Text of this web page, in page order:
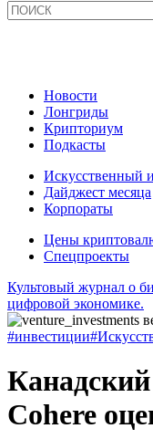
Новости
Лонгриды
Крипториум
Подкасты
Искусственный
Дайджест месяца
Корпораты
Цены
Спецпроекты
Культовый журнал о
цифровой экономике.
#инвестиции
Cohere